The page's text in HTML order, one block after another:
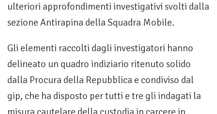
ulteriori approfondimenti investigativi svolti dalla
sezione Antirapina della Squadra Mobile.
Gli elementi raccolti dagli investigatori hanno
delineato un quadro indiziario ritenuto solido
dalla Procura della Repubblica e condiviso dal
gip, che ha disposto per tutti e tre gli indagati la